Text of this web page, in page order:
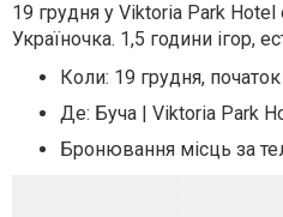
19 грудня у Viktoria Pаrk
Україночка. 1,5 години ігор,
Коли: 19 грудня,
Де: Буча | Viktoria Park
Бронювання місць за